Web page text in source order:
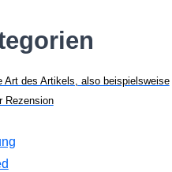
Art des Artikels, also beispielsweise
Rezension